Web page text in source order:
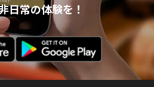
日常の体験を！